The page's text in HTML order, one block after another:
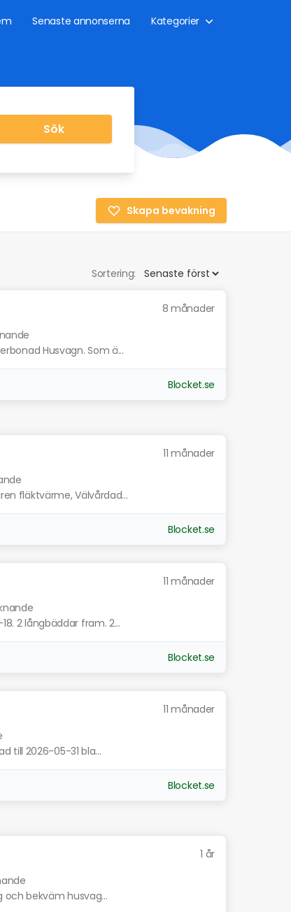
Senaste annonserna Kategorier
Sök
Skapa bevakning
Sortering:
8 månader
Husvagn. Som ä...
Blocket.se
11 månader
fläktvärme, Välvårdad...
Blocket.se
11 månader
2 långbäddar fram. 2...
Blocket.se
11 månader
till 2026-05-31 bla...
Blocket.se
1 år
och bekväm husvag...